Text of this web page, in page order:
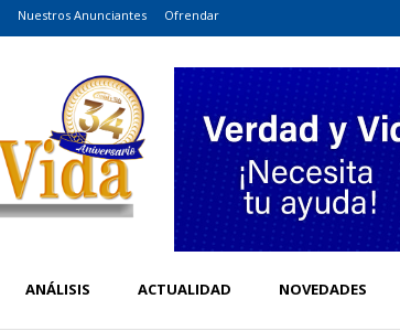
Nuestros Anunciantes Ofrendar
ANÁLISIS ACTUALIDAD NOVEDADES